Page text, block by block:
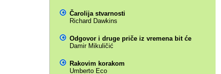
Čarolija stvarnosti
Richard Dawkins
Odgovor i druge priče iz vremena bit će
Damir Mikuličić
Rakovim korakom
Umberto Eco